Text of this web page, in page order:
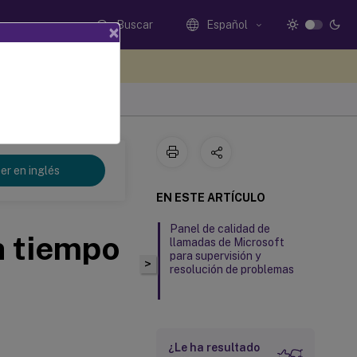
Buscar Español
en inglés
tiempo
>
EN ESTE ARTÍCULO
Panel de calidad de
llamadas de Microsoft
para supervisión y
resolución de problemas
¿Le ha resultado
×